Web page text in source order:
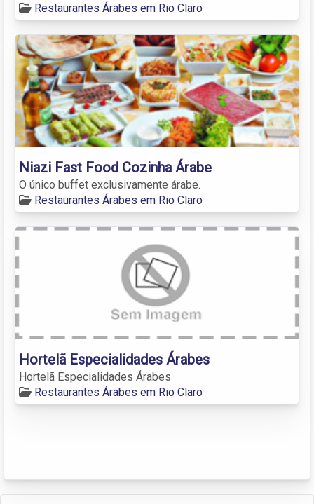
Restaurantes Árabes em Rio Claro
Niazi Fast Food Cozinha Árabe
O único buffet exclusivamente árabe.
Restaurantes Árabes em Rio Claro
Hortelã Especialidades Árabes
Hortelã Especialidades Árabes
Restaurantes Árabes em Rio Claro